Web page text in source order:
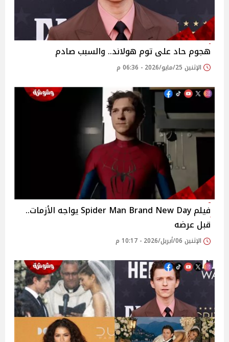
هجوم حاد على توم هولاند.. والسبب صادم
الإثنين 25/مايو/2026 - 06:36 م
فيلم Spider Man Brand New Day يواجه الأزمات..
قبل عرضه
الإثنين 06/أبريل/2026 - 10:17 م